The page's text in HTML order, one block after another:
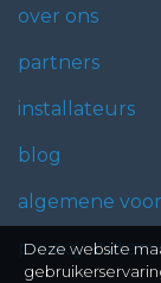
over ons
partners
installateurs
blog
algemene
privacy
Deze website